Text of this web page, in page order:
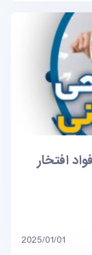
افتخار
2025/01/01